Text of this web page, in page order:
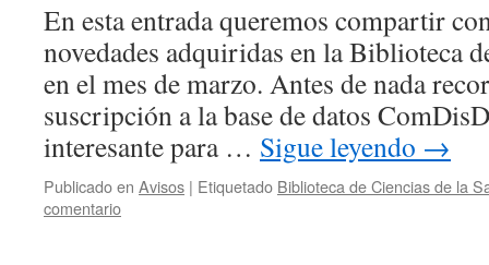
En esta entrada queremos compartir
novedades adquiridas en la Biblioteca
en el mes de marzo. Antes de nada
suscripción a la base de datos
interesante para … Sigue leyendo →
Publicado en Avisos | Etiquetado Biblioteca de Ciencias de la
comentario